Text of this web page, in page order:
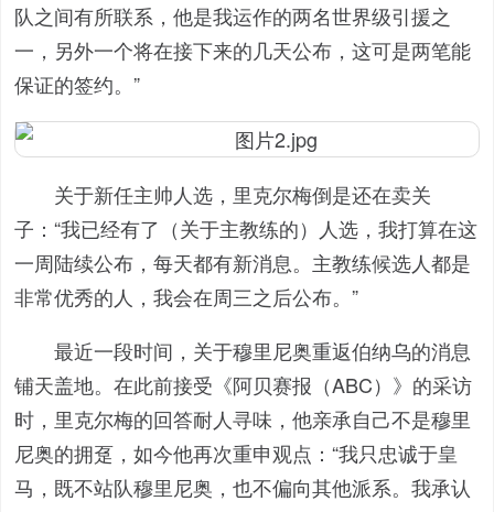
队之间有所联系，他是我运作的两名世界级引援之
一，另外一个将在接下来的几天公布，这可是两笔能
保证的签约。 ”
关于新任主帅人选，里克尔梅倒是还在卖关
子：“我已经有了（关于主教练的）人选，我打算在这
一周陆续公布，每天都有新消息。主教练候选人都是
非常优秀的人，我会在周三之后公布。”
最近一段时间，关于穆里尼奥重返伯纳乌的消息
铺天盖地。在此前接受《阿贝赛报（ABC）》的采访
时，里克尔梅的回答耐人寻味，他亲承自己不是穆里
尼奥的拥趸，如今他再次重申观点：“我只忠诚于皇
马，既不站队穆里尼奥，也不偏向其他派系。我承认